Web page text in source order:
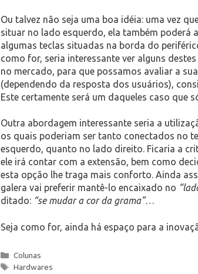
Ou talvez não seja uma boa idéia: uma vez
situar no lado esquerdo, ela também poderá
algumas teclas situadas na borda do
como for, seria interessante ver alguns
no mercado, para que possamos avaliar a
(dependendo da resposta dos usuários),
Este certamente será um daqueles caso que
Outra abordagem interessante seria a
os quais poderiam ser tanto conectados no
esquerdo, quanto no lado direito. Ficaria a
ele irá contar com a extensão, bem como
esta opção lhe traga mais conforto. Ainda
galera vai preferir mantê-lo encaixado no
ditado: “se mudar a cor da grama”…
Seja como for, ainda há espaço para a
Categories
Colunas
Tags
Hardwares